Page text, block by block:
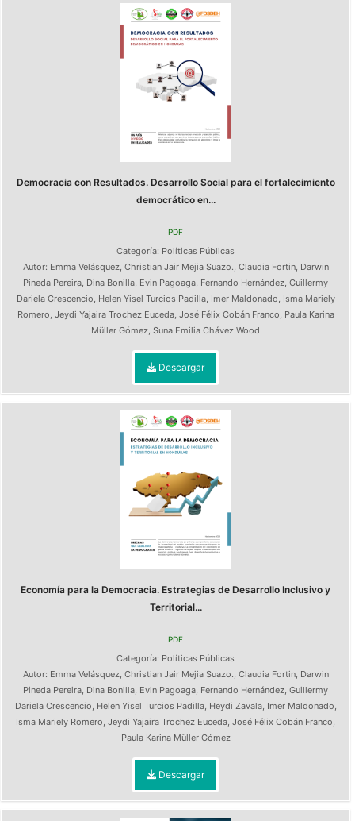
Democracia con Resultados. Desarrollo Social para el fortalecimiento
democrático en...
PDF
Categoría: Políticas Públicas
Autor: Emma Velásquez, Christian Jair Mejia Suazo., Claudia Fortin, Darwin
Pineda Pereira, Dina Bonilla, Evin Pagoaga, Fernando Hernández, Guillermy
Dariela Crescencio, Helen Yisel Turcios Padilla, Imer Maldonado, Isma Mariely
Romero, Jeydi Yajaira Trochez Euceda, José Félix Cobán Franco, Paula Karina
Müller Gómez, Suna Emilia Chávez Wood
Descargar
Economía para la Democracia. Estrategias de Desarrollo Inclusivo y
Territorial...
PDF
Categoría: Políticas Públicas
Autor: Emma Velásquez, Christian Jair Mejia Suazo., Claudia Fortin, Darwin
Pineda Pereira, Dina Bonilla, Evin Pagoaga, Fernando Hernández, Guillermy
Dariela Crescencio, Helen Yisel Turcios Padilla, Heydi Zavala, Imer Maldonado,
Isma Mariely Romero, Jeydi Yajaira Trochez Euceda, José Félix Cobán Franco,
Paula Karina Müller Gómez
Descargar